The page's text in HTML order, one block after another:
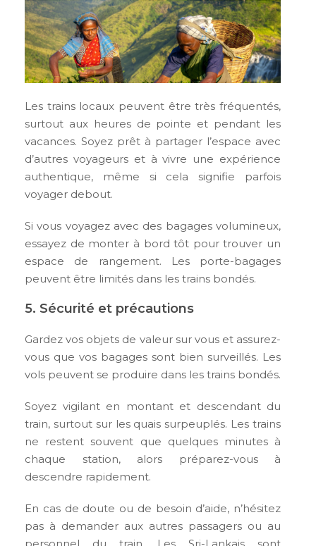
Les trains locaux peuvent être très fréquentés,
surtout aux heures de pointe et pendant les
vacances. Soyez prêt à partager l’espace avec
d’autres voyageurs et à vivre une expérience
authentique, même si cela signifie parfois
voyager debout.
Si vous voyagez avec des bagages volumineux,
essayez de monter à bord tôt pour trouver un
espace de rangement. Les porte-bagages
peuvent être limités dans les trains bondés.
5. Sécurité et précautions
Gardez vos objets de valeur sur vous et assurez-
vous que vos bagages sont bien surveillés. Les
vols peuvent se produire dans les trains bondés.
Soyez vigilant en montant et descendant du
train, surtout sur les quais surpeuplés. Les trains
ne restent souvent que quelques minutes à
chaque station, alors préparez-vous à
descendre rapidement.
En cas de doute ou de besoin d’aide, n’hésitez
pas à demander aux autres passagers ou au
personnel du train. Les Sri-Lankais sont